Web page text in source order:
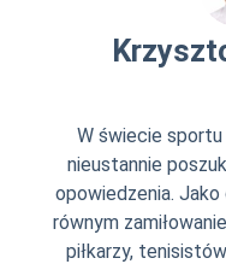
W świecie sportu
nieustannie
opowiedzenia.
równym
piłkarzy,